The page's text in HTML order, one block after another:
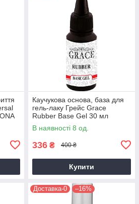
Каучукова основа, база для
гель-лаку Грейс Grace
Rubber Base Gel 30 мл
AVADONA
В наявності 8 од.
336 ₴ 400 ₴
Купити
Доставка-0 –16%